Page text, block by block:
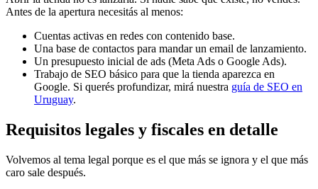
Antes de la apertura necesitás al menos:
Cuentas activas en redes con contenido base.
Una base de contactos para mandar un email de lanzamiento.
Un presupuesto inicial de ads (Meta Ads o Google Ads).
Trabajo de SEO básico para que la tienda aparezca en
Google. Si querés profundizar, mirá nuestra guía de SEO en
Uruguay.
Requisitos legales y fiscales en detalle
Volvemos al tema legal porque es el que más se ignora y el que más
caro sale después.